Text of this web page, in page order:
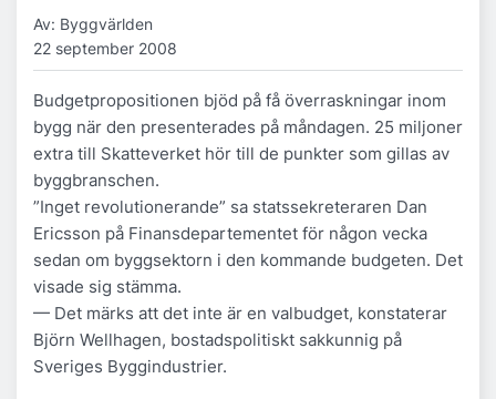
Av: Byggvärlden
22 september 2008
Budgetpropositionen bjöd på få överraskningar inom
bygg när den presenterades på måndagen. 25 miljoner
extra till Skatteverket hör till de punkter som gillas av
byggbranschen.
”Inget revolutionerande” sa statssekreteraren Dan
Ericsson på Finansdepartementet för någon vecka
sedan om byggsektorn i den kommande budgeten. Det
visade sig stämma.
— Det märks att det inte är en valbudget, konstaterar
Björn Wellhagen, bostadspolitiskt sakkunnig på
Sveriges Byggindustrier.